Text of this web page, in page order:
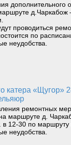
проводиться
по
неудобства.
ремонтных
маршруте д.
12-30 по
неудобства.